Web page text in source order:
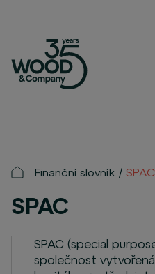
Finanční slovník SPAC
SPAC
SPAC (special
společnost